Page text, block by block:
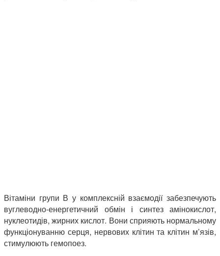
Вітаміни групи В у комплексній взаємодії забезпечують
вуглеводно-енергетичний обмін і синтез амінокислот,
нуклеотидів, жирних кислот. Вони сприяють нормальному
функціонуванню серця, нервових клітин та клітин м’язів,
стимулюють гемопоез.